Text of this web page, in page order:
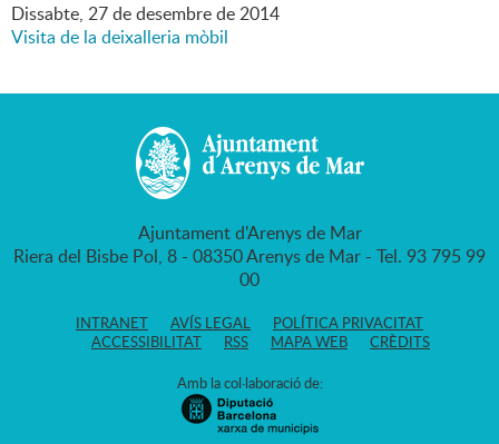
Dissabte, 27dedesembrede2014
Visita de la deixalleria mòbil
Ajuntament d'Arenys de Mar
Riera del Bisbe Pol, 8 - 08350 Arenys de Mar - Tel. 93 795 99
00
INTRANET AVÍS LEGAL
POLÍTICA PRIVACITAT
ACCESSIBILITAT
RSS MAPA WEB CRÈDITS
Amb la col·laboració de: